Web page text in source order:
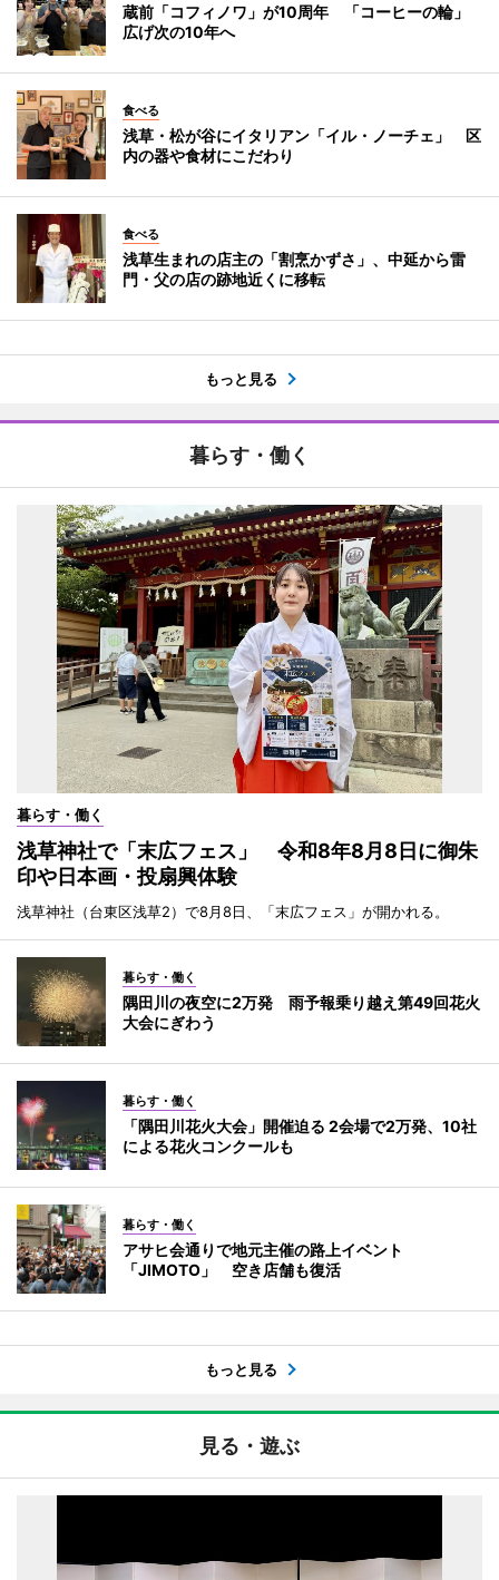
蔵前「コフィノワ」が10周年 「コーヒーの輪」
広げ次の10年へ
食べる
浅草・松が谷にイタリアン「イル・ノーチェ」 区
内の器や食材にこだわり
食べる
浅草生まれの店主の「割烹かずさ」、中延から雷
門・父の店の跡地近くに移転
もっと見る
暮らす・働く
暮らす・働く
浅草神社で「末広フェス」 令和8年8月8日に御朱
印や日本画・投扇興体験
浅草神社（台東区浅草2）で8月8日、「末広フェス」が開かれる。
暮らす・働く
隅田川の夜空に2万発 雨予報乗り越え第49回花火
大会にぎわう
暮らす・働く
「隅田川花火大会」開催迫る 2会場で2万発、10社
による花火コンクールも
暮らす・働く
アサヒ会通りで地元主催の路上イベント
「JIMOTO」 空き店舗も復活
もっと見る
見る・遊ぶ